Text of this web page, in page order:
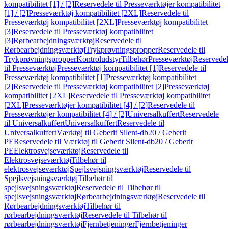
kompatibilitet [1] / [2]Reservedele til Presseværktøjer kompatibilitet
[1] / [2]Presseværktøj kompatibilitet [2XL]Reservedele til
Presseværktøj kompatibilitet [2XL]Presseværktøj kompatibilitet
[3]Reservedele til Presseværktøj kompatibilitet
[3]RørbearbejdningsværktøjReservedele til
RørbearbejdningsværktøjTrykprøvningspropperReservedele til
TrykprøvningspropperKontroludstyrTilbehørPresseværktøj
til PresseværktøjPresseværktøj kompatibilitet [1]Reservedele til
Presseværktøj kompatibilitet [1]Presseværktøj kompatibilitet
[2]Reservedele til Presseværktøj kompatibilitet [2]Presseværktøj
kompatibilitet [2XL]Reservedele til Presseværktøj kompatibilitet
[2XL]Presseværktøjer kompatibilitet [4] / [2]Reservedele til
Presseværktøjer kompatibilitet [4] / [2]UniversalkuffertReservedele
til UniversalkuffertUniversalkuffertReservedele til
UniversalkuffertVærktøj til Geberit Silent-db20 / Geberit
PEReservedele til Værktøj til Geberit Silent-db20 / Geberit
PEElektrosvejseværktøjReservedele til
ElektrosvejseværktøjTilbehør til
elektrosvejseværktøjSpejlsvejsningsværktøjReservedele til
SpejlsvejsningsværktøjTilbehør til
spejlsvejsningsværktøjReservedele til Tilbehør til
spejlsvejsningsværktøjRørbearbejdningsværktøjReservedele til
RørbearbejdningsværktøjTilbehør til
rørbearbejdningsværktøjReservedele til Tilbehør til
rørbearbejdningsværktøjFjernbetjeningerFjernbetjeninger